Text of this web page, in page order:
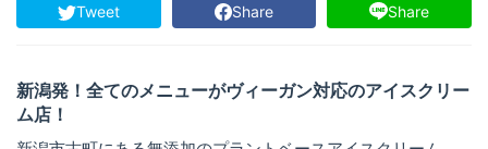
Tweet Share Share
新潟発！全てのメニューがヴィーガン対応のアイスクリー
ム店！